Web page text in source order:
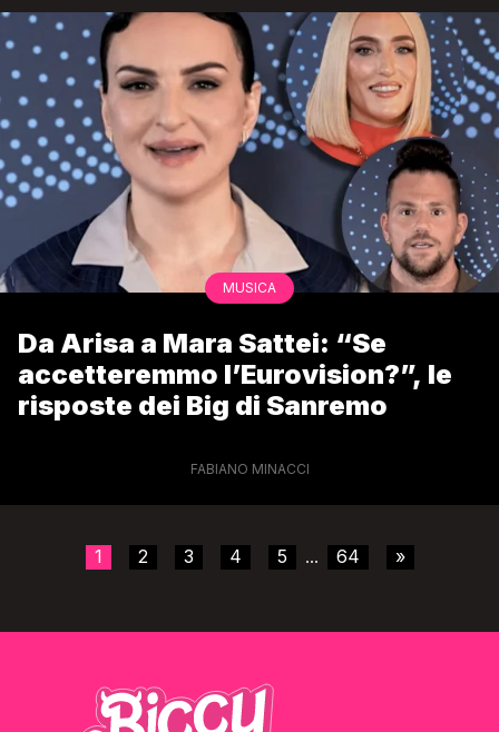
MUSICA
Da Arisa a Mara Sattei: “Se
accetteremmo l’Eurovision?”, le
risposte dei Big di Sanremo
FABIANO MINACCI
1 2 3 4 5 ... 64 »